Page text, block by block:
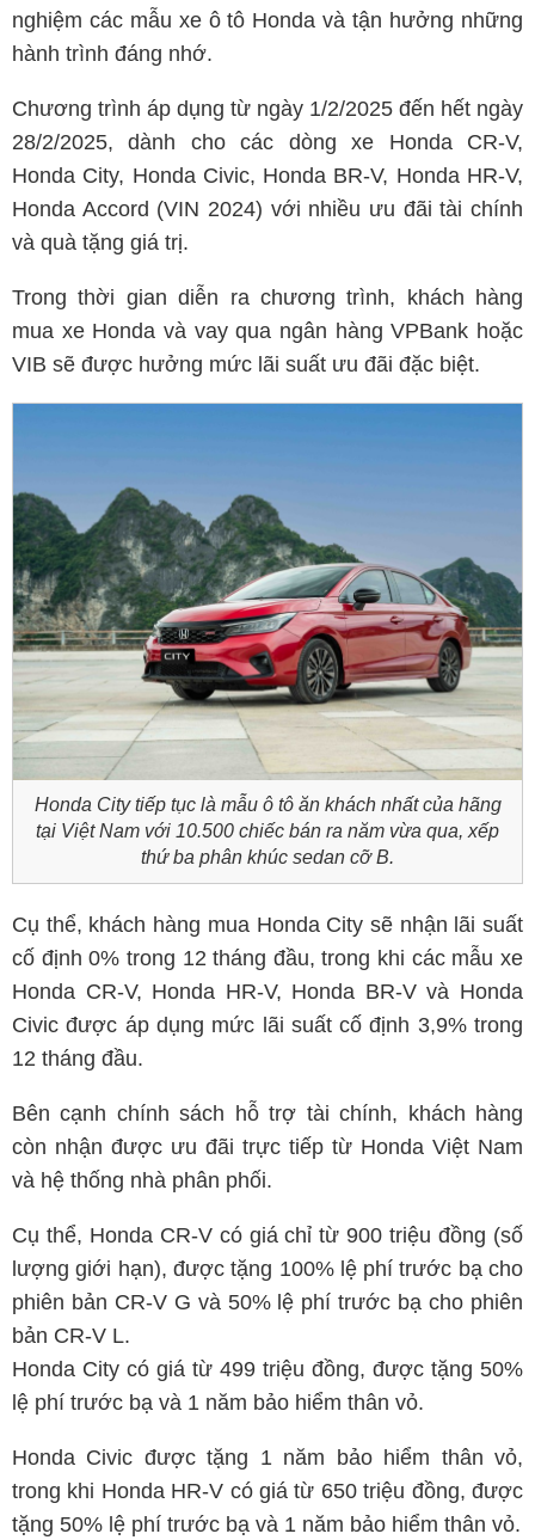
nghiệm các mẫu xe ô tô Honda và tận hưởng những
hành trình đáng nhớ.
Chương trình áp dụng từ ngày 1/2/2025 đến hết ngày
28/2/2025, dành cho các dòng xe Honda CR-V,
Honda City, Honda Civic, Honda BR-V, Honda HR-V,
Honda Accord (VIN 2024) với nhiều ưu đãi tài chính
và quà tặng giá trị.
Trong thời gian diễn ra chương trình, khách hàng
mua xe Honda và vay qua ngân hàng VPBank hoặc
VIB sẽ được hưởng mức lãi suất ưu đãi đặc biệt.
Honda City tiếp tục là mẫu ô tô ăn khách nhất của hãng
tại Việt Nam với 10.500 chiếc bán ra năm vừa qua, xếp
thứ ba phân khúc sedan cỡ B.
Cụ thể, khách hàng mua Honda City sẽ nhận lãi suất
cố định 0% trong 12 tháng đầu, trong khi các mẫu xe
Honda CR-V, Honda HR-V, Honda BR-V và Honda
Civic được áp dụng mức lãi suất cố định 3,9% trong
12 tháng đầu.
Bên cạnh chính sách hỗ trợ tài chính, khách hàng
còn nhận được ưu đãi trực tiếp từ Honda Việt Nam
và hệ thống nhà phân phối.
Cụ thể, Honda CR-V có giá chỉ từ 900 triệu đồng (số
lượng giới hạn), được tặng 100% lệ phí trước bạ cho
phiên bản CR-V G và 50% lệ phí trước bạ cho phiên
bản CR-V L.
Honda City có giá từ 499 triệu đồng, được tặng 50%
lệ phí trước bạ và 1 năm bảo hiểm thân vỏ.
Honda Civic được tặng 1 năm bảo hiểm thân vỏ,
trong khi Honda HR-V có giá từ 650 triệu đồng, được
tặng 50% lệ phí trước bạ và 1 năm bảo hiểm thân vỏ.